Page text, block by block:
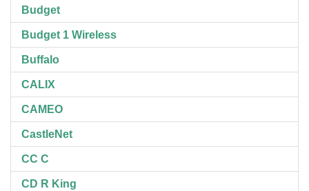
Budget
Budget 1 Wireless
Buffalo
CALIX
CAMEO
CastleNet
CC C
CD R King